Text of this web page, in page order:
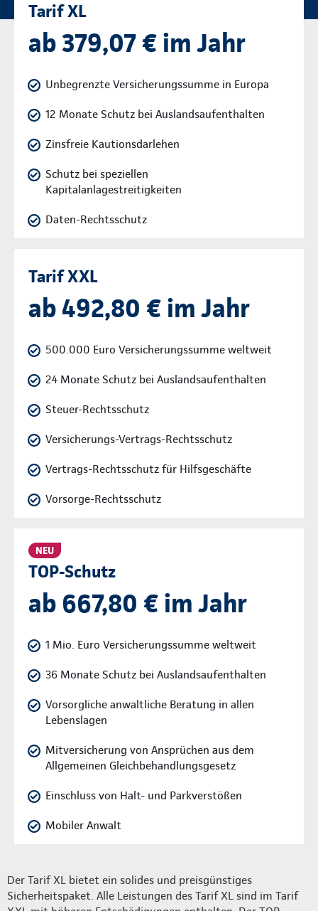
Tarif XL
ab 379,07 € im Jahr
Unbegrenzte Versicherungssumme in Europa
12 Monate Schutz bei Auslandsaufenthalten
Zinsfreie Kautionsdarlehen
Schutz bei speziellen
Kapitalanlagestreitigkeiten
Daten-Rechtsschutz
Tarif XXL
ab 492,80 € im Jahr
500.000 Euro Versicherungssumme weltweit
24 Monate Schutz bei Auslandsaufenthalten
Steuer-Rechtsschutz
Versicherungs-Vertrags-Rechtsschutz
Vertrags-Rechtsschutz für Hilfsgeschäfte
Vorsorge-Rechtsschutz
NEU
TOP-Schutz
ab 667,80 € im Jahr
1 Mio. Euro Versicherungssumme weltweit
36 Monate Schutz bei Auslandsaufenthalten
Vorsorgliche anwaltliche Beratung in allen
Lebenslagen
Mitversicherung von Ansprüchen aus dem
Allgemeinen Gleichbehandlungsgesetz
Einschluss von Halt- und Parkverstößen
Mobiler Anwalt
Der Tarif XL bietet ein solides und preisgünstiges
Sicherheitspaket. Alle Leistungen des Tarif XL sind im Tarif